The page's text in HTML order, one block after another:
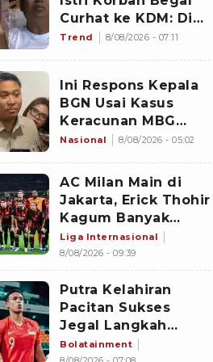
Curhat ke KDM: Dia
Abis Shalat Tahajud
Trend 8/08/2026 - 07:11
Ini Respons Kepala
BGN Usai Kasus
Keracunan MBG
Kembali Terjadi
Nasional 8/08/2026 - 05:02
AC Milan Main di
Jakarta, Erick Thohir
Kagum Banyak
Klub-klub Dunia
Pilih Indonesia
untuk Gelar
Pramusim:
Dampaknya Positif
Liga Internasional
8/08/2026 - 09:39
Putra Kelahiran
Pacitan Sukses
Jegal Langkah
Timnas Indonesia
Bolatainment